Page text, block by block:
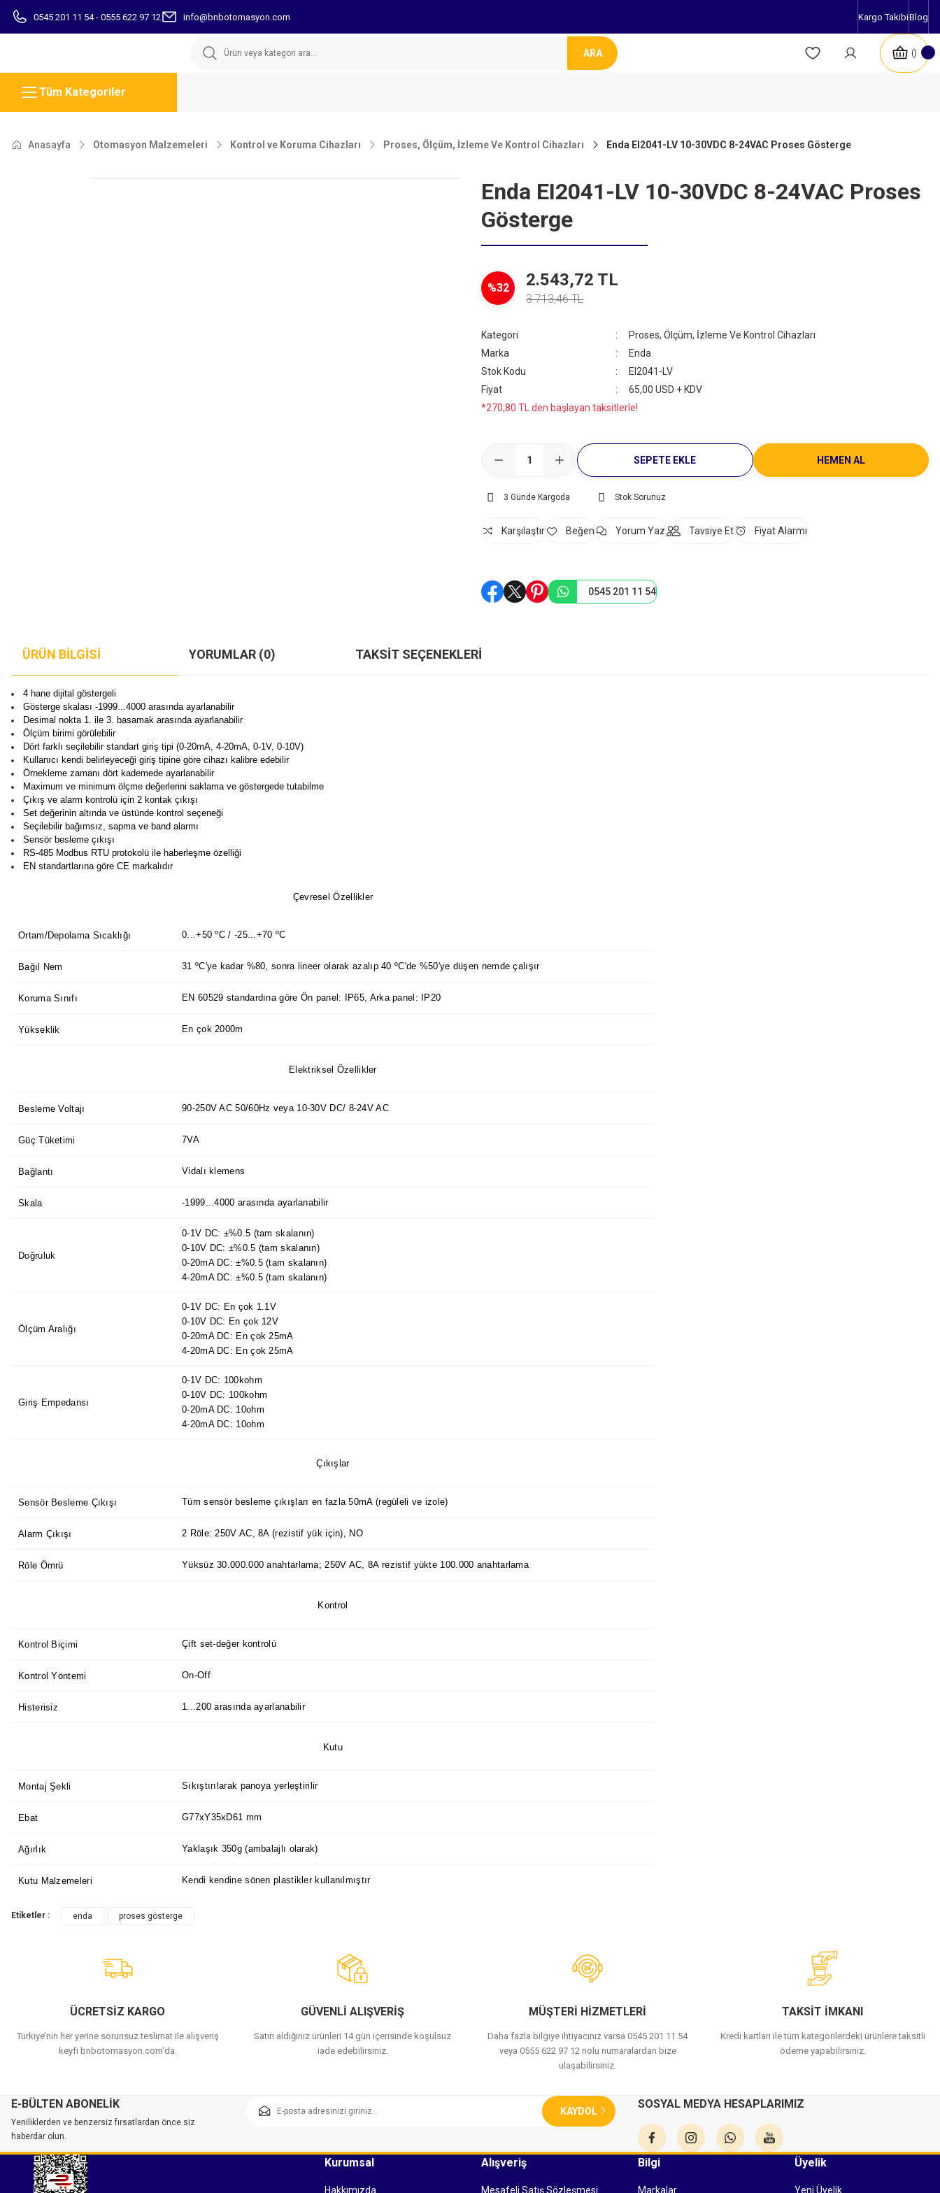
0545 201 11 54 - 0555 622 97 12 info@bnbotomasyon.com Kargo TakibiBlog
ARA
Tüm Kategoriler
Anasayfa Otomasyon Malzemeleri Kontrol ve Koruma Cihazları Proses, Ölçüm, İzleme Ve Kontrol Cihazları Enda EI2041-LV 10-30VDC 8-24VAC Proses Gösterge
Enda EI2041-LV 10-30VDC 8-24VAC Proses
Gösterge
%32 2.543,72 TL
3.713,46 TL
Kategori
Proses, Ölçüm, İzleme Ve Kontrol Cihazları
Marka
Enda
Stok Kodu
EI2041-LV
Fiyat
65,00 USD + KDV
*270,80 TL den başlayan taksitlerle!
SEPETE EKLE HEMEN AL
3 Günde Kargoda Stok Sorunuz
Karşılaştır Yorum Yaz Tavsiye Et Fiyat Alarmı
0545 201 11 54
ÜRÜN BILGISI YORUMLAR (0) TAKSIT SEÇENEKLERI
4 hane dijital göstergeli
Gösterge skalası -1999...4000 arasında ayarlanabilir
Desimal nokta 1. ile 3. basamak arasında ayarlanabilir
Ölçüm birimi görülebilir
Dört farklı seçilebilir standart giriş tipi (0-20mA, 4-20mA, 0-1V, 0-10V)
Kullanıcı kendi belirleyeceği giriş tipine göre cihazı kalibre edebilir
Örnekleme zamanı dört kademede ayarlanabilir
Maximum ve minimum ölçme değerlerini saklama ve göstergede tutabilme
Çıkış ve alarm kontrolü için 2 kontak çıkışı
Set değerinin altında ve üstünde kontrol seçeneği
Seçilebilir bağımsız, sapma ve band alarmı
Sensör besleme çıkışı
RS-485 Modbus RTU protokolü ile haberleşme özelliği
EN standartlarına göre CE markalıdır
Çevresel Özellikler
Ortam/Depolama Sıcaklığı 0...+50 ºC / -25...+70 ºC
Bağıl Nem 31 ºC'ye kadar %80, sonra lineer olarak azalıp 40 ºC'de %50'ye düşen nemde çalışır
Koruma Sınıfı EN 60529 standardına göre Ön panel: IP65, Arka panel: IP20
Yükseklik En çok 2000m
Elektriksel Özellikler
Besleme Voltajı 90-250V AC 50/60Hz veya 10-30V DC/ 8-24V AC
Güç Tüketimi 7VA
Bağlantı Vidalı klemens
Skala -1999...4000 arasında ayarlanabilir
Doğruluk
0-1V DC: ±%0.5 (tam skalanın)
0-10V DC: ±%0.5 (tam skalanın)
0-20mA DC: ±%0.5 (tam skalanın)
4-20mA DC: ±%0.5 (tam skalanın)
Ölçüm Aralığı
0-1V DC: En çok 1.1V
0-10V DC: En çok 12V
0-20mA DC: En çok 25mA
4-20mA DC: En çok 25mA
Giriş Empedansı
0-1V DC: 100kohm
0-10V DC: 100kohm
0-20mA DC: 10ohm
4-20mA DC: 10ohm
Çıkışlar
Sensör Besleme Çıkışı Tüm sensör besleme çıkışları en fazla 50mA (regüleli ve izole)
Alarm Çıkışı 2 Röle: 250V AC, 8A (rezistif yük için), NO
Röle Ömrü Yüksüz 30.000.000 anahtarlama; 250V AC, 8A rezistif yükte 100.000 anahtarlama
Kontrol
Kontrol Biçimi Çift set-değer kontrolü
Kontrol Yöntemi On-Off
Histerisiz 1...200 arasında ayarlanabilir
Kutu
Montaj Şekli Sıkıştırılarak panoya yerleştirilir
Ebat G77xY35xD61 mm
Ağırlık Yaklaşık 350g (ambalajlı olarak)
Kutu Malzemeleri Kendi kendine sönen plastikler kullanılmıştır
Etiketler : enda proses gösterge
ÜCRETSİZ KARGO
Türkiye’nin her yerine sorunsuz teslimat ile alışveriş
keyfi bnbotomasyon.com'da.
GÜVENLİ ALIŞVERİŞ
Satın aldığınız ürünleri 14 gün içerisinde koşulsuz
iade edebilirsiniz.
MÜŞTERİ HİZMETLERİ
Daha fazla bilgiye ihtiyacınız varsa 0545 201 11 54
veya 0555 622 97 12 nolu numaralardan bize
ulaşabilirsiniz.
TAKSİT İMKANI
Kredi kartları ile tüm kategorilerdeki ürünlere taksitli
ödeme yapabilirsiniz.
E-BÜLTEN ABONELİK
Yeniliklerden ve benzersiz fırsatlardan önce siz
haberdar olun.
KAYDOL
SOSYAL MEDYA HESAPLARIMIZ
Kurumsal
Hakkımızda
Alışveriş
Mesafeli Satış Sözleşmesi
Bilgi
Markalar
Üyelik
Yeni Üyelik